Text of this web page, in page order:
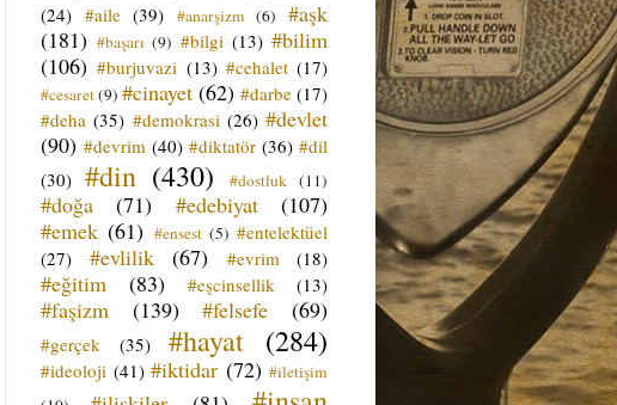
(24) #aile (39) #anarşizm (6)
#aşk
(181) #başarı (9) #bilgi (13) #bilim
(106) #burjuvazi (13) #cehalet (17)
#cesaret(9) #cinayet (62) #darbe (17)
#deha (35) #demokrasi (26) #devlet
(90) #devrim (40) #diktatör (36) #dil
(30) #din (430) #dostluk (11)
#doğa (71) #edebiyat
(107)
#emek (61) #ensest (5) #entelektüel
(27)
#evlilik (67) #evrim (18)
#eğitim (83) #eşcinsellik (13)
#faşizm (139) #felsefe (69)
#gerçek (35) #hayat (284)
#ideoloji (41) #iktidar (72) #iletişim